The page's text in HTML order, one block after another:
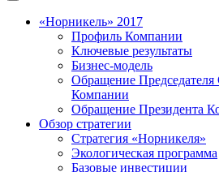
«Норникель» 2017
Профиль Компании
Ключевые результаты
Бизнес-модель
Обращение Председателя
Компании
Обращение Президента
Обзор стратегии
Стратегия «Норникеля»
Экологическая программа
Базовые инвестиции